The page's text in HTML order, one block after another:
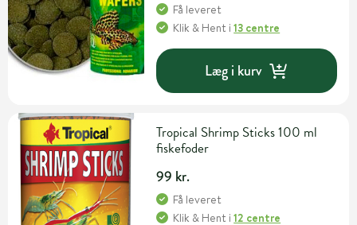
Få leveret
Klik & Hent i13 centre
Læg i kurv
Tropical Shrimp Sticks 100 ml
fiskefoder
99 kr.
Få leveret
Klik & Hent i12 centre